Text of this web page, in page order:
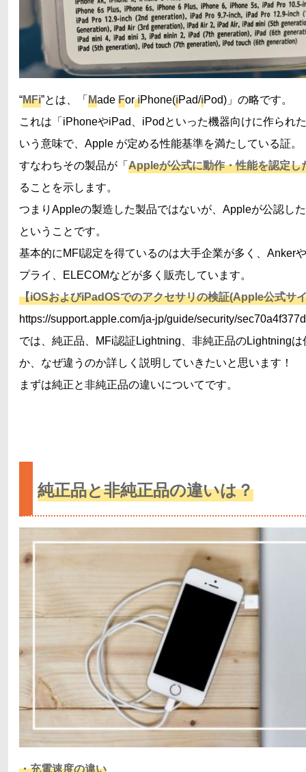
“MFi”とは、「 Made ForiPhone(iPad/iPod)」の略です。
これは「iPhoneやiPad、iPodといった機器向けに作られ
いう意味で、Apple が定める性能基準を満たしている証。
すなわちその製品が「 Appleが公式に動作・性能を認定し
ることを示します。
つまりAppleの製造した製品ではないが、Appleが公認し
ということです。
基本的にMFI認定を得ているのは大手企業が多く、Anker
プライ、ELECOMなどが多く販売しています。
【iOSおよびiPadOSでのアクセサリの検証(Apple公式サ
https://support.apple.com/ja-jp/guide/security/
では、純正品、MFi認証Lightning、非純正品のLightningは
か、なぜ違うのか詳しく説明していきたいと思います！
まずは純正と非純正品の違いについてです。
純正品と非純正品の違いは？
・充電速度の違い